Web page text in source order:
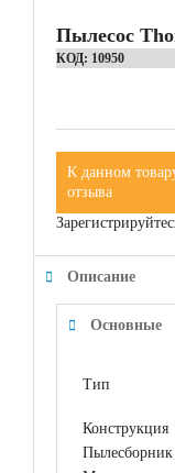
Пылесос
КОД: 10950
К данном
отзыва
Описание
Основные
Тип
Конструкция
Пылесборник